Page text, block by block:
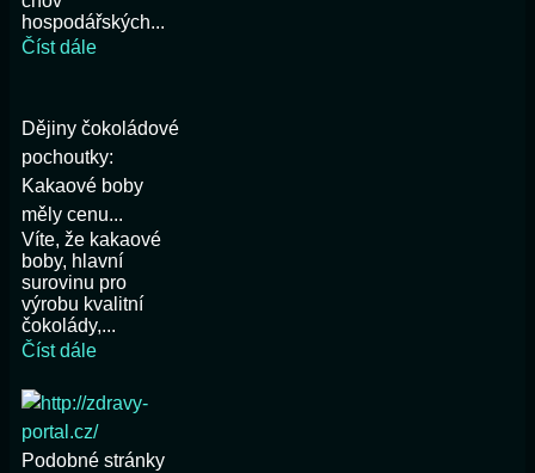
hospodářských...
Číst dále
Dějiny čokoládové
pochoutky:
Kakaové boby
měly cenu...
Víte, že kakaové
boby, hlavní
surovinu pro
výrobu kvalitní
čokolády,...
Číst dále
Podobné stránky